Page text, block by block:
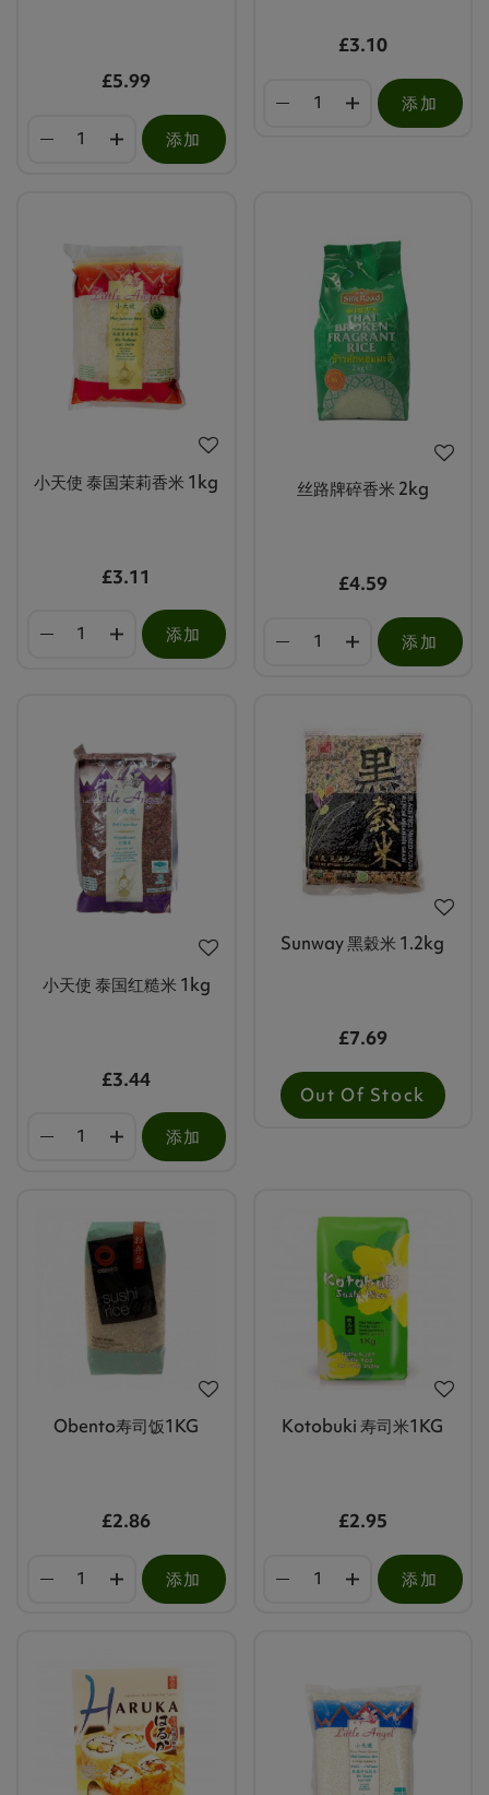
£5.99
添加
£3.10
添加
小天使 泰国茉莉香米 1kg
£3.11
添加
丝路牌碎香米 2kg
£4.59
添加
小天使 泰国红糙米 1kg
£3.44
添加
Sunway 黑穀米 1.2kg
£7.69
Out Of Stock
Obento寿司饭1KG
£2.86
添加
Kotobuki 寿司米1KG
£2.95
添加